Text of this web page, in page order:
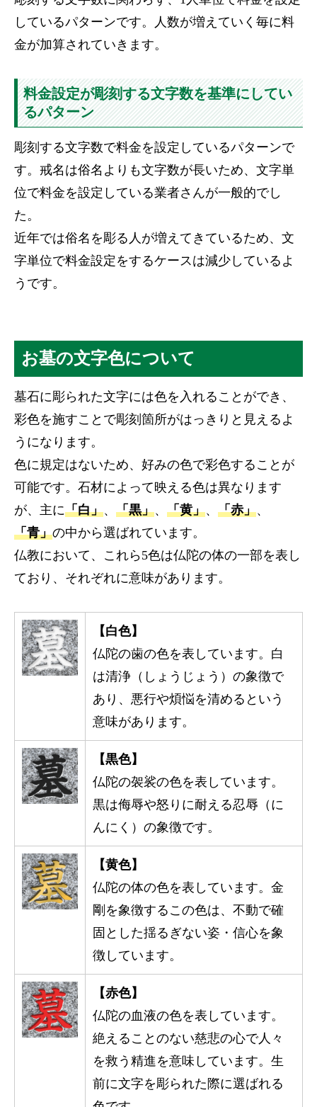
しているパターンです。人数が増えていく毎に料
金が加算されていきます。
料金設定が彫刻する文字数を基準にしてい
るパターン
彫刻する文字数で料金を設定しているパターンで
す。戒名は俗名よりも文字数が長いため、文字単
位で料金を設定している業者さんが一般的でし
た。
近年では俗名を彫る人が増えてきているため、文
字単位で料金設定をするケースは減少しているよ
うです。
お墓の文字色について
墓石に彫られた文字には色を入れることができ、
彩色を施すことで彫刻箇所がはっきりと見えるよ
うになります。
色に規定はないため、好みの色で彩色することが
可能です。石材によって映える色は異なります
が、主に「白」、 「黒」、 「黄」、 「赤」、
「青」の中から選ばれています。
仏教において、これら5色は仏陀の体の一部を表し
ており、それぞれに意味があります。
【白色】
仏陀の歯の色を表しています。白
は清浄（しょうじょう）の象徴で
あり、悪行や煩悩を清めるという
意味があります。
【黒色】
仏陀の袈裟の色を表しています。
黒は侮辱や怒りに耐える忍辱（に
んにく）の象徴です。
【黄色】
仏陀の体の色を表しています。金
剛を象徴するこの色は、不動で確
固とした揺るぎない姿・信心を象
徴しています。
【赤色】
仏陀の血液の色を表しています。
絶えることのない慈悲の心で人々
を救う精進を意味しています。生
前に文字を彫られた際に選ばれる